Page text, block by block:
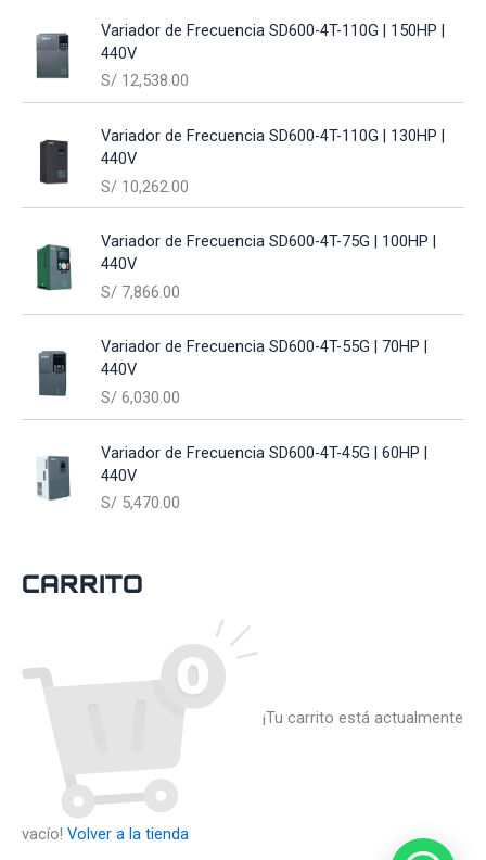
Variador de Frecuencia SD600-4T-110G | 150HP |
440V
S/12,538.00
Variador de Frecuencia SD600-4T-110G | 130HP |
440V
S/10,262.00
Variador de Frecuencia SD600-4T-75G | 100HP |
440V
S/7,866.00
Variador de Frecuencia SD600-4T-55G | 70HP |
440V
S/6,030.00
Variador de Frecuencia SD600-4T-45G | 60HP |
440V
S/5,470.00
Carrito
¡Tu carrito está actualmente
vacío! Volver a la tienda